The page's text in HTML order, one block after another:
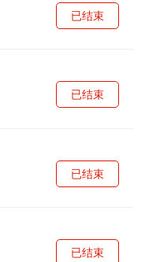
已结束
已结束
已结束
已结束